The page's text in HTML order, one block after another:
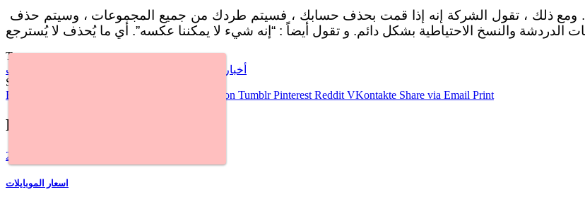
. ومع ذلك ، تقول الشركة إنه إذا قمت بحذف حسابك ، فسيتم طردك من جميع المجموعات ، وسيتم حذف
Tags
أخبار واتساب
واتساب
Share
Facebook
StumbleUpon Tumblr Pinterest Reddit VKontakte Share via Email Print
Read Next
اسعار الموبايلات